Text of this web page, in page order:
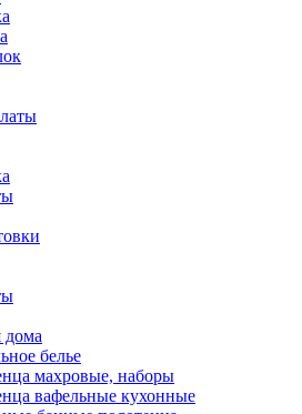
дома
белье
махровые, наборы
вафельные кухонные